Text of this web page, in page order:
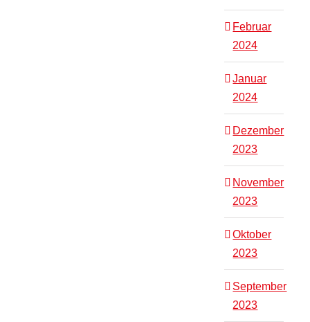
Februar
2024
Januar
2024
Dezember
2023
November
2023
Oktober
2023
September
2023